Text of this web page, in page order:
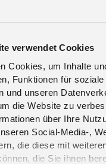
verwendet Cookies
Cookies, um Inhalte
Funktionen für
und unseren
die Website zu
über Ihre
Social-Media-,
die diese mit
die Sie ihnen
noch mehr
zu erfüllen, und
Schnellere
Geräte
Betriebs-
Übergänge
öffentlichen und